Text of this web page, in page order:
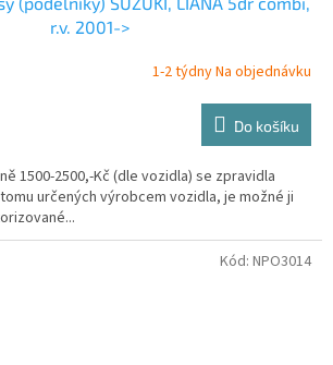
r.v. 2001->
1-2 týdny Na objednávku
Do košíku
1500-2500,-Kč (dle vozidla) se zpravidla
určených výrobcem vozidla, je možné ji
Kód: NPO3014